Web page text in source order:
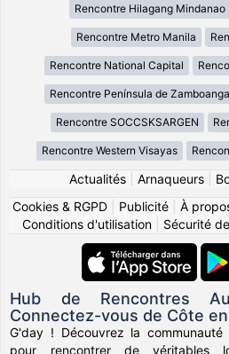
Rencontre Hilagang Mindanao
Rencontre Metro Manila
Rencontre National Capital
Rencontre Península de Zamboanga
Rencontre SOCCSKSARGEN
Rencontre Western Visayas
Actualités| Arnaqueurs|
Cookies & RGPD
Publicité À
Conditions d'utilisation| Sécurité
Hub de Rencontres
Connectez-vous de Côte
G'day ! Découvrez la
pour rencontrer de véritables